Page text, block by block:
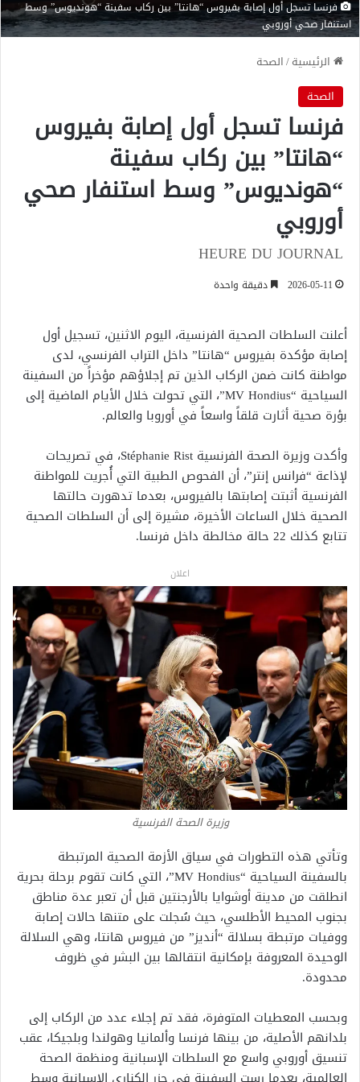
فرنسا تسجل أول إصابة بفيروس “هانتا” بين ركاب سفينة “هونديوس” وسط
استنفار صحي أوروبي
الرئيسية/الصحة
الصحة
فرنسا تسجل أول إصابة بفيروس
“هانتا” بين ركاب سفينة
“هونديوس” وسط استنفار صحي
أوروبي
HEURE DU JOURNAL
2026-05-11 دقيقة واحدة
أعلنت السلطات الصحية الفرنسية، اليوم الاثنين، تسجيل أول
إصابة مؤكدة بفيروس “هانتا” داخل التراب الفرنسي، لدى
مواطنة كانت ضمن الركاب الذين تم إجلاؤهم مؤخراً من السفينة
السياحية “MV Hondius”، التي تحولت خلال الأيام الماضية إلى
بؤرة صحية أثارت قلقاً واسعاً في أوروبا والعالم.
وأكدت وزيرة الصحة الفرنسية Stéphanie Rist، في تصريحات
لإذاعة “فرانس إنتر”، أن الفحوص الطبية التي أُجريت للمواطنة
الفرنسية أثبتت إصابتها بالفيروس، بعدما تدهورت حالتها
الصحية خلال الساعات الأخيرة، مشيرة إلى أن السلطات الصحية
تتابع كذلك 22 حالة مخالطة داخل فرنسا.
اعلان
وزيرة الصحة الفرنسية
وتأتي هذه التطورات في سياق الأزمة الصحية المرتبطة
بالسفينة السياحية “MV Hondius”، التي كانت تقوم برحلة بحرية
انطلقت من مدينة أوشوايا بالأرجنتين قبل أن تعبر عدة مناطق
بجنوب المحيط الأطلسي، حيث سُجلت على متنها حالات إصابة
ووفيات مرتبطة بسلالة “أنديز” من فيروس هانتا، وهي السلالة
الوحيدة المعروفة بإمكانية انتقالها بين البشر في ظروف
محدودة.
وبحسب المعطيات المتوفرة، فقد تم إجلاء عدد من الركاب إلى
بلدانهم الأصلية، من بينها فرنسا وألمانيا وهولندا وبلجيكا، عقب
تنسيق أوروبي واسع مع السلطات الإسبانية ومنظمة الصحة